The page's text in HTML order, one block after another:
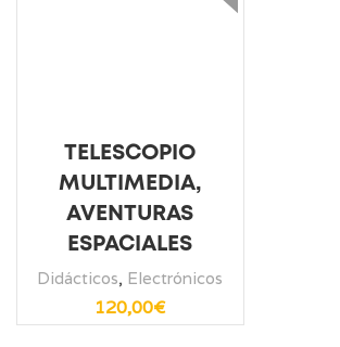
TELESCOPIO
MULTIMEDIA,
AVENTURAS
ESPACIALES
Didácticos, Electrónicos
120,00€